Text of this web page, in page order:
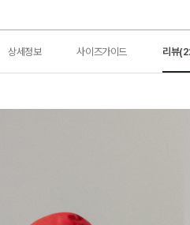
상세정보 사이즈가이드 리뷰